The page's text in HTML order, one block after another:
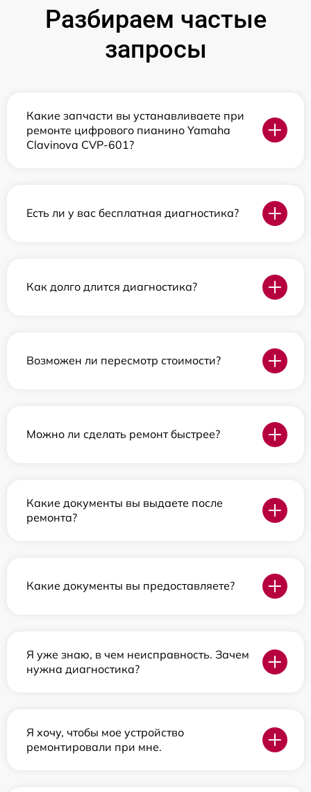
Разбираем частые
запросы
Какие запчасти вы устанавливаете при
ремонте цифрового пианино Yamaha
Clavinova CVP-601?
Есть ли у вас бесплатная диагностика?
Как долго длится диагностика?
Возможен ли пересмотр стоимости?
Можно ли сделать ремонт быстрее?
Какие документы вы выдаете после
ремонта?
Какие документы вы предоставляете?
Я уже знаю, в чем неисправность. Зачем
нужна диагностика?
Я хочу, чтобы мое устройство
ремонтировали при мне.